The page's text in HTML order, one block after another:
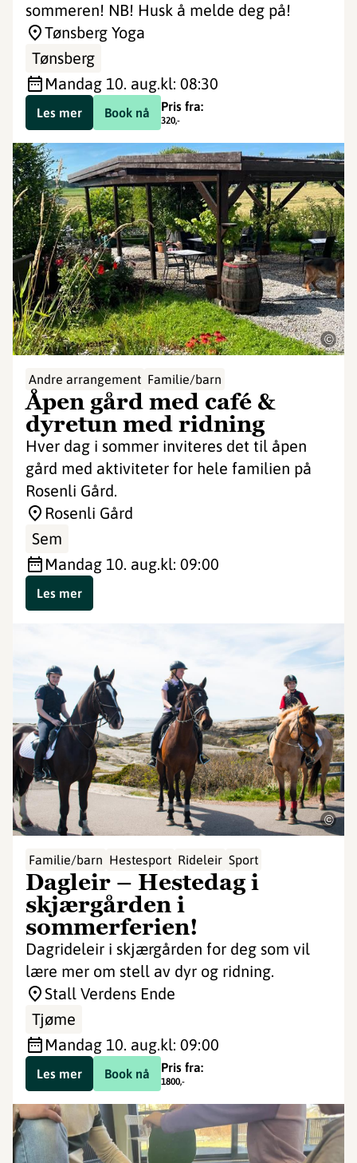
sommeren! NB! Husk å melde deg på!
Tønsberg Yoga
Tønsberg
mandag 10. aug.kl: 08:30
Book nå Pris fra:
320,-
Les mer
©
Andre arrangement Familie/barn
Åpen gård med café &
dyretun med ridning
Hver dag i sommer inviteres det til åpen
gård med aktiviteter for hele familien på
Rosenli Gård.
Rosenli Gård
Sem
mandag 10. aug.kl: 09:00
Les mer
©
Familie/barn Hestesport Rideleir Sport
Dagleir – Hestedag i
skjærgården i
sommerferien!
Dagrideleir i skjærgården for deg som vil
lære mer om stell av dyr og ridning.
Stall Verdens Ende
Tjøme
mandag 10. aug.kl: 09:00
Book nå Pris fra:
1800,-
Les mer